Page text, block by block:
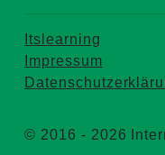
Itslearning
Impressum
© 2016 - 2026